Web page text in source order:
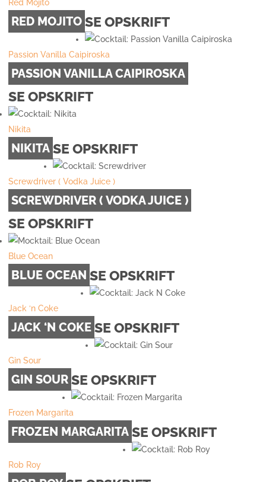
Red Mojito
RED MOJITO SE OPSKRIFT
Passion Vanilla Caipiroska
PASSION VANILLA CAIPIROSKA
SE OPSKRIFT
Nikita
NIKITA SE OPSKRIFT
Screwdriver ( Vodka Juice )
SCREWDRIVER ( VODKA JUICE )
SE OPSKRIFT
Blue Ocean
BLUE OCEAN SE OPSKRIFT
Jack ‘n Coke
JACK ‘N COKE SE OPSKRIFT
Gin Sour
GIN SOUR SE OPSKRIFT
Frozen Margarita
FROZEN MARGARITA SE OPSKRIFT
Rob Roy